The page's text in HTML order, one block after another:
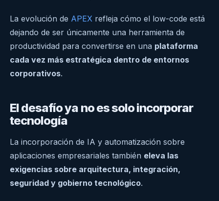
La evolución de APEX refleja cómo el low-code está
dejando de ser únicamente una herramienta de
productividad para convertirse en una plataforma
cada vez más estratégica dentro de entornos
corporativos.
El desafío ya no es solo incorporar
tecnología
La incorporación de IA y automatización sobre
aplicaciones empresariales también eleva las
exigencias sobre arquitectura, integración,
seguridad y gobierno tecnológico.